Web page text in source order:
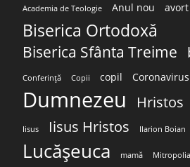
Academia de Teologie Anul nou avort
Biserica Ortodoxă
Biserica Sfânta Treime
Conferință Copii copil Coronavirus
Dumnezeu Hristos
Iisus Iisus Hristos Ilarion Boian
Lucășeuca mamă Mitropolia